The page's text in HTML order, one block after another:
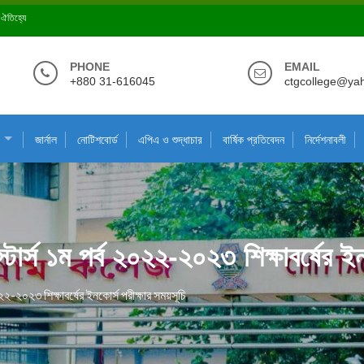
ঐতিহ্যে
PHONE
+880 31-616045
EMAIL
জার্নাল নোটিশবোর্ড এপিএ ও শুদ্ধাচার বার্ষিক প্রতিবেদন নির্দেশনাবলী
১ম পর্ব ২০২২-২০২৩ শিক্ষাবর্ষের
২০২৩ শিক্ষাবর্ষের ইনকোর্স পরীক্ষার সময়সূচি